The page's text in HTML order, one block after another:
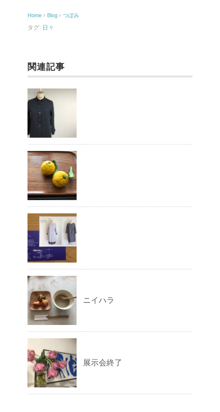
o
o
Home › Blog › つぼみ
タグ: 日々
関連記事
ニイハラ
展示会終了